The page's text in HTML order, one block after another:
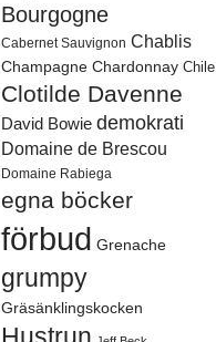
Bourgogne
Cabernet Sauvignon Chablis
Champagne Chardonnay Chile
Clotilde Davenne
David Bowie demokrati
Domaine de Brescou
Domaine Rabiega
egna böcker
förbud Grenache
grumpy
Gräsänklingskocken